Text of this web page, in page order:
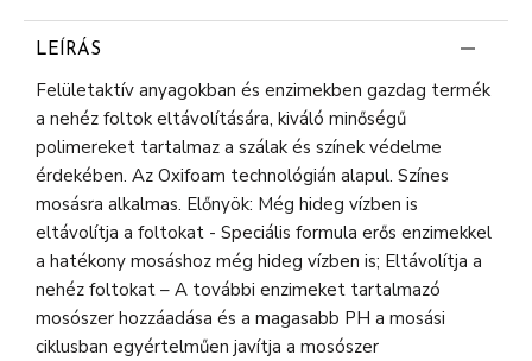
LEÍRÁS
Felületaktív anyagokban és enzimekben gazdag termék
a nehéz foltok eltávolítására, kiváló minőségű
polimereket tartalmaz a szálak és színek védelme
érdekében. Az Oxifoam technológián alapul. Színes
mosásra alkalmas. Előnyök: Még hideg vízben is
eltávolítja a foltokat - Speciális formula erős enzimekkel
a hatékony mosáshoz még hideg vízben is; Eltávolítja a
nehéz foltokat – A további enzimeket tartalmazó
mosószer hozzáadása és a magasabb PH a mosási
ciklusban egyértelműen javítja a mosószer